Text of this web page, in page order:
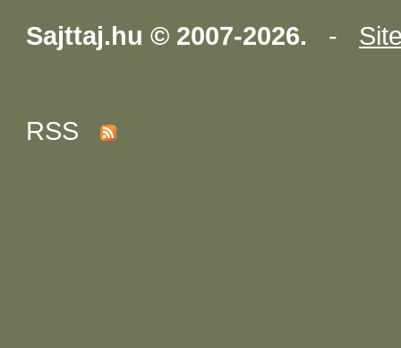
Sajttaj.hu © 2007-2026. -
RSS